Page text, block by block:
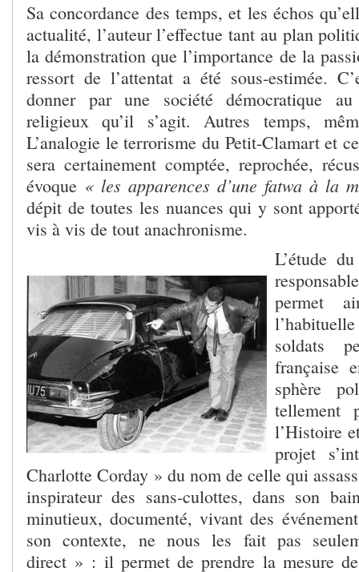
Sa concordance des temps, et les échos
actualité, l’auteur l’effectue tant au plan
la démonstration que l’importance de la
ressort de l’attentat a été sous-estimée.
donner par une société démocratique
religieux qu’il s’agit. Autres temps,
L’analogie le terrorisme du Petit-Clamart et
sera certainement comptée, reprochée,
évoque « les apparences d’une fatwa à la
dépit de toutes les nuances qui y sont
vis à vis de tout anachronisme.
L’étude
permet
soldats
française
sphère
tellement
l’Histoire
projet
Charlotte Corday » du nom de celle qui
inspirateur des sans-culottes, dans son
minutieux, documenté, vivant des
son contexte, ne nous les fait pas
direct » : il permet de prendre la mesure